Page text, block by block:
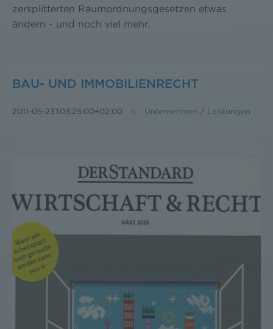
zersplitterten Raumordnungsgesetzen etwas
ändern - und noch viel mehr.
BAU- UND IMMOBILIENRECHT
2011-05-23T03:25:00+02:00 Unternehmen / Leistungen